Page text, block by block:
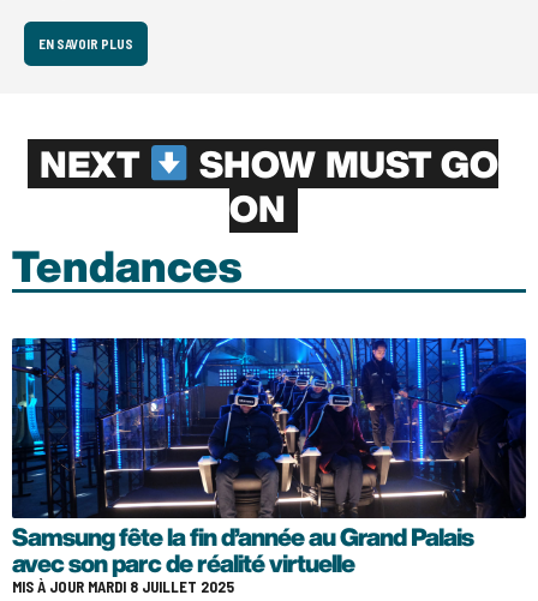
EN SAVOIR PLUS
NEXT
SHOW MUST GO
ON
Tendances
Samsung fête la fin d’année au Grand Palais
avec son parc de réalité virtuelle
MIS À JOUR MARDI 8 JUILLET 2025